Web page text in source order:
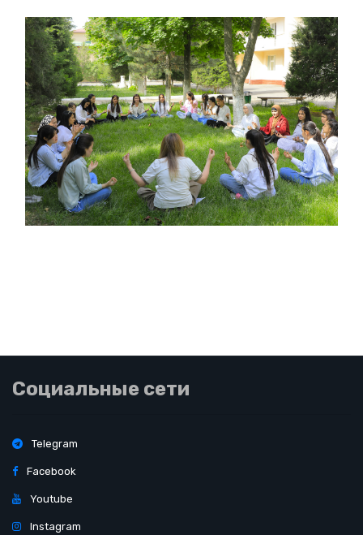
Социальные сети
Telegram
Facebook
Youtube
Instagram